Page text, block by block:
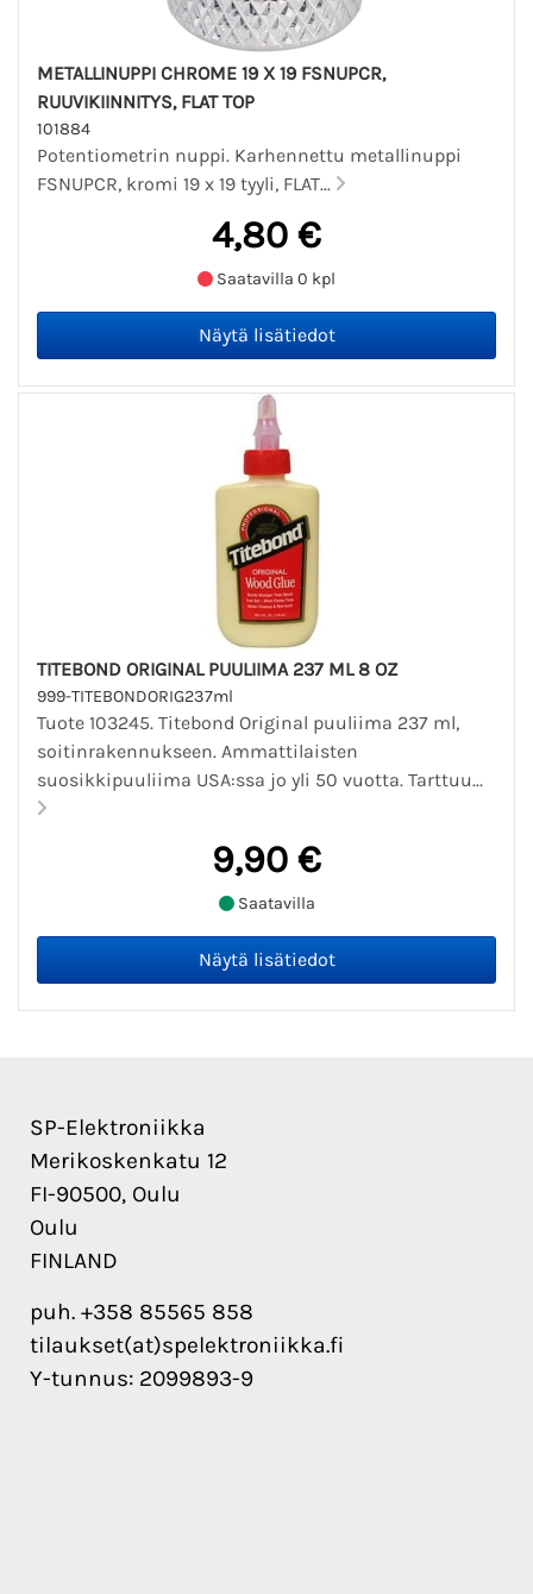
METALLINUPPI CHROME 19 X 19 FSNUPCR,
RUUVIKIINNITYS, FLAT TOP
101884
Potentiometrin nuppi. Karhennettu metallinuppi
FSNUPCR, kromi 19 x 19 tyyli, FLAT...
4,80 €
Saatavilla 0 kpl
TITEBOND ORIGINAL PUULIIMA 237 ML 8 OZ
999-TITEBONDORIG237ml
Tuote 103245. Titebond Original puuliima 237 ml,
soitinrakennukseen. Ammattilaisten
suosikkipuuliima USA:ssa jo yli 50 vuotta. Tarttuu...
9,90 €
Saatavilla
SP-Elektroniikka
Merikoskenkatu 12
FI-90500, Oulu
Oulu
FINLAND
puh. +358 85565 858
tilaukset(at)spelektroniikka.fi
Y-tunnus: 2099893-9